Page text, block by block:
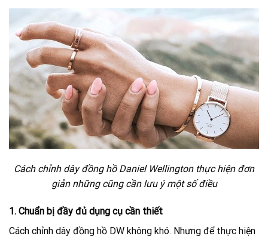
Cách chỉnh dây đồng hồ Daniel Wellington thực hiện đơn
giản những cũng cần lưu ý một số điều
1. Chuẩn bị đầy đủ dụng cụ cần thiết
Cách chỉnh dây đồng hồ DW không khó. Nhưng để thực hiện